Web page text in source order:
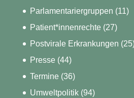
Parlamentariergruppen (11)
Patient*innenrechte(27)
Postvirale Erkrankungen
Presse(44)
Termine(36)
Umweltpolitik(94)